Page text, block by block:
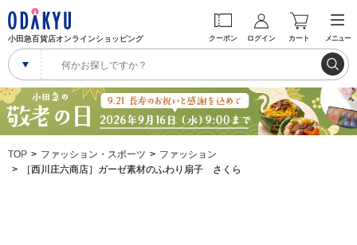
小田急百貨店オンラインショッピング クーポン ログイン カート メニュー
TOP ファッション・スポーツ
ファッション
［西川庄六商店］ガーゼ素材のふわり扇子 さくら